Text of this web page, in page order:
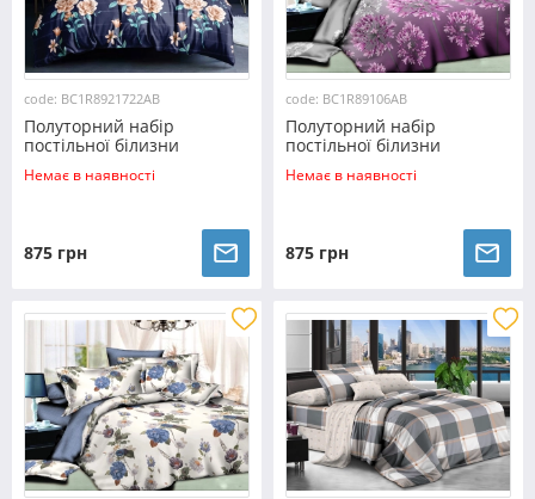
code: BC1R8921722AB
Полуторний набір
постільної білизни
150*220 із Ранфорсу
№8921722AB Черешенка™
Немає в наявності
875 грн
code: BC1R89106AB
Полуторний набір
постільної білизни
150*220 із Ранфорсу
№89106AB Черешенка™
Немає в наявності
875 грн